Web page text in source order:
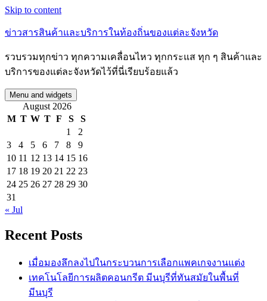
Skip to content
ข่าวสารสินค้าและบริการในท้องถิ่นของแต่ละจังหวัด
รวบรวมทุกข่าว ทุกความเคลื่อนไหว ทุกกระแส ทุก ๆ สินค้าและ
บริการของแต่ละจังหวัดไว้ที่นี่เรียบร้อยแล้ว
Menu and widgets
August 2026
M T W T F S
S
1
2
3
4 5 6 7 8
9
10 11 12 13 14 15 16
17 18 19 20 21 22 23
24 25 26 27 28 29 30
31
« Jul
Recent Posts
เมื่อมองลึกลงไปในกระบวนการเลือกแพคเกจงานแต่ง
เทคโนโลยีการผลิตคอนกรีต มีนบุรีที่ทันสมัยในพื้นที่
มีนบุรี